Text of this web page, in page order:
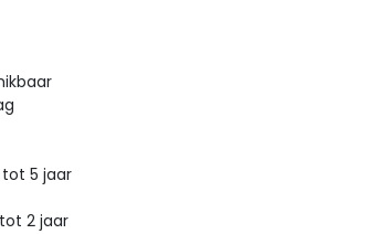
5 jaar
2 jaar